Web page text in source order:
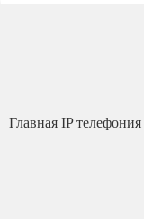
Главная IP телефония